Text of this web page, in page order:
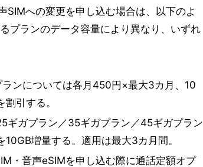
への変更を申し込む場合は、以下のよ
プランのデータ容量により異なり、いずれ
ランについては各月450円×最大3カ月、10
引する。
ギガプラン／35ギガプラン／45ギガプラン
増量する。適用は最大3カ月間。
・音声eSIMを申し込む際に通話定額オプ